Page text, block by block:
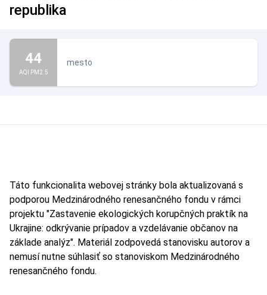
republika
44
AQI PM2.5
mesto
Táto funkcionalita webovej stránky bola aktualizovaná s
podporou Medzinárodného renesančného fondu v rámci
projektu "Zastavenie ekologických korupčných praktík na
Ukrajine: odkrývanie prípadov a vzdelávanie občanov na
základe analýz". Materiál zodpovedá stanovisku autorov a
nemusí nutne súhlasiť so stanoviskom Medzinárodného
renesančného fondu.